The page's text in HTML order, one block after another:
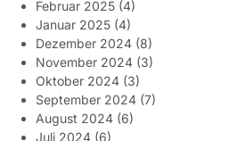
Februar 2025 (4)
Januar 2025 (4)
Dezember 2024 (8)
November 2024 (3)
Oktober 2024 (3)
September 2024 (7)
August 2024 (6)
Juli 2024 (6)